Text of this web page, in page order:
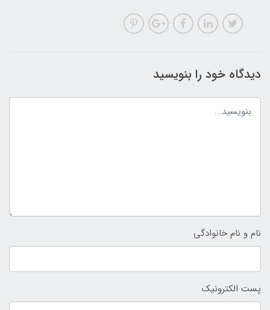
دیدگاه خود را بنویسید
نام و نام خانوادگی
پست الکترونیک